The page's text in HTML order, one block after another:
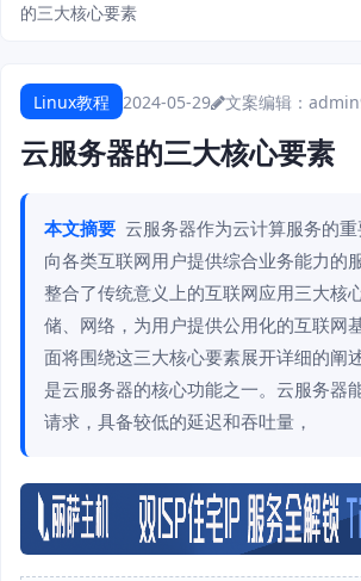
的三大核心要素
Linux教程 2024-05-29 文案编辑：admin
云服务器的三大核心要素
本文摘要 云服务器作为云计算服务的
向各类互联网用户提供综合业务能力的
整合了传统意义上的互联网应用三大核
储、网络，为用户提供公用化的互联网
面将围绕这三大核心要素展开详细的阐
是云服务器的核心功能之一。云服务器
请求，具备较低的延迟和吞吐量，